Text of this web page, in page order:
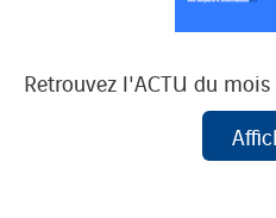
Retrouvez l'ACTU du mois